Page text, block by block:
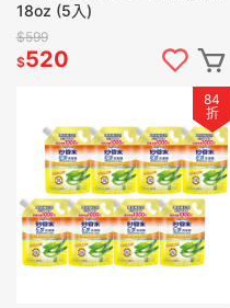
18oz (5入)
$599
$520
84
折